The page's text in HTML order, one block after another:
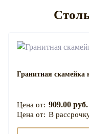
Гранитная скамейка
909.00 руб.
В